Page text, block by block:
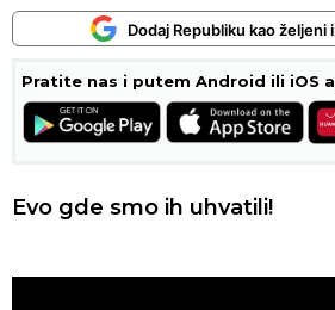
Dodaj Republiku kao željeni
Pratite nas i putem Android ili iOS
Evo gde smo ih uhvatili!